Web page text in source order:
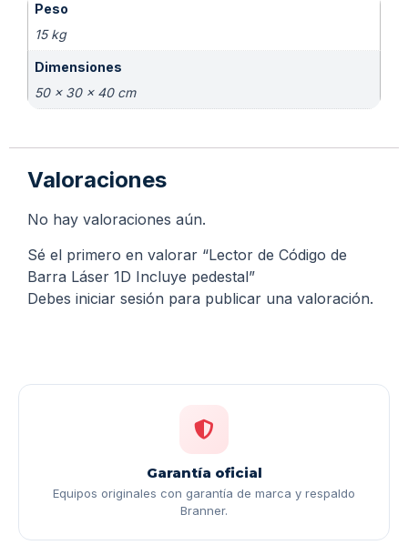
Peso
15 kg
Dimensiones
50 × 30 × 40 cm
Valoraciones
No hay valoraciones aún.
Sé el primero en valorar “Lector de Código de
Barra Láser 1D Incluye pedestal”
Debes iniciar sesión para publicar una valoración.
Garantía oficial
Equipos originales con garantía de marca y respaldo
Branner.